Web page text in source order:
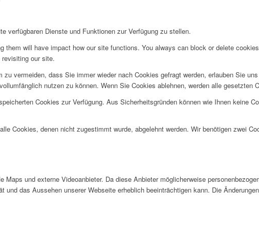
verfügbaren Dienste und Funktionen zur Verfügung zu stellen.
will have impact how our site functions. You always can block or delete
our site.
vermeiden, dass Sie immer wieder nach Cookies gefragt werden, erlauben Sie
nutzen zu können. Wenn Sie Cookies ablehnen, werden alle gesetzten
Cookies zur Verfügung. Aus Sicherheitsgründen können wie Ihnen keine
Cookies, denen nicht zugestimmt wurde, abgelehnt werden. Wir benötigen zwei
und externe Videoanbieter. Da diese Anbieter möglicherweise
das Aussehen unserer Webseite erheblich beeinträchtigen kann. Die